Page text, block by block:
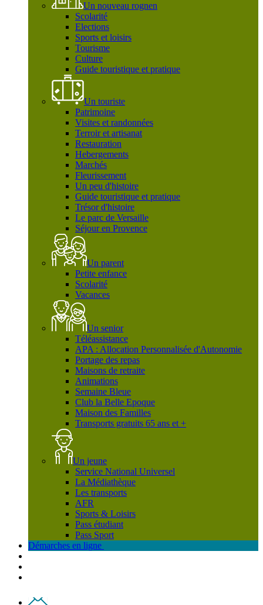
Un nouveau rognen
Scolarité
Elections
Sports et loisirs
Tourisme
Culture
Guide touristique et pratique
Un touriste
Patrimoine
Visites et randonnées
Terroir et artisanat
Restauration
Hebergements
Marchés
Fleurissement
Un peu d'histoire
Guide touristique et pratique
Trésor d'histoire
Le parc de Versaille
Séjour en Provence
Un parent
Petite enfance
Scolarité
Vacances
Un senior
Téléassistance
APA : Allocation Personnalisée d'Autonomie
Portage des repas
Maisons de retraite
Animations
Semaine Bleue
Club la Belle Epoque
Maison des Familles
Transports gratuits 65 ans et +
Un jeune
Service National Universel
La Médiathèque
Les transports
AFR
Sports & Loisirs
Pass étudiant
Pass Sport
Démarches en ligne
Contact